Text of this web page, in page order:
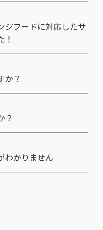
ジフードに対応したサ
か？
？
わかりません